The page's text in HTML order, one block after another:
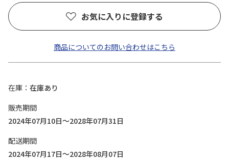
お気に入りに登録する
商品についてのお問い合わせはこちら
在庫
在庫あり
販売期間
2024年07月10日～2028年07月31日
配送期間
2024年07月17日～2028年08月07日